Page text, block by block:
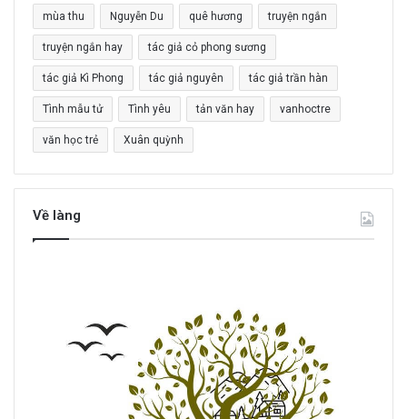
o
:
mùa thu Nguyễn Du quê hương truyện ngắn
truyện ngắn hay tác giả cỏ phong sương
tác giả Kì Phong tác giả nguyên tác giả trần hàn
Tình mẫu tử Tình yêu tản văn hay vanhoctre
văn học trẻ Xuân quỳnh
Về làng